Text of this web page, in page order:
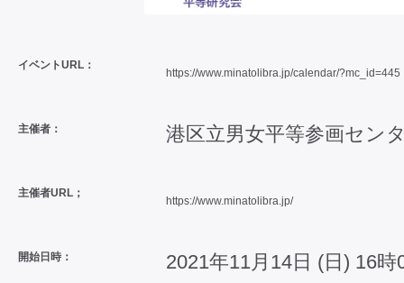
イベントURL：
https://www.minatolibra.jp/calendar/?mc_id=445
主催者： 港区立男女平等参画セン
主催者URL；
https://www.minatolibra.jp/
開始日時： 2021年11月14日 (日) 16時